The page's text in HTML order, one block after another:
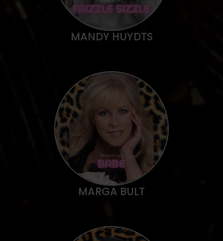
MANDY HUYDTS
MARGA BULT